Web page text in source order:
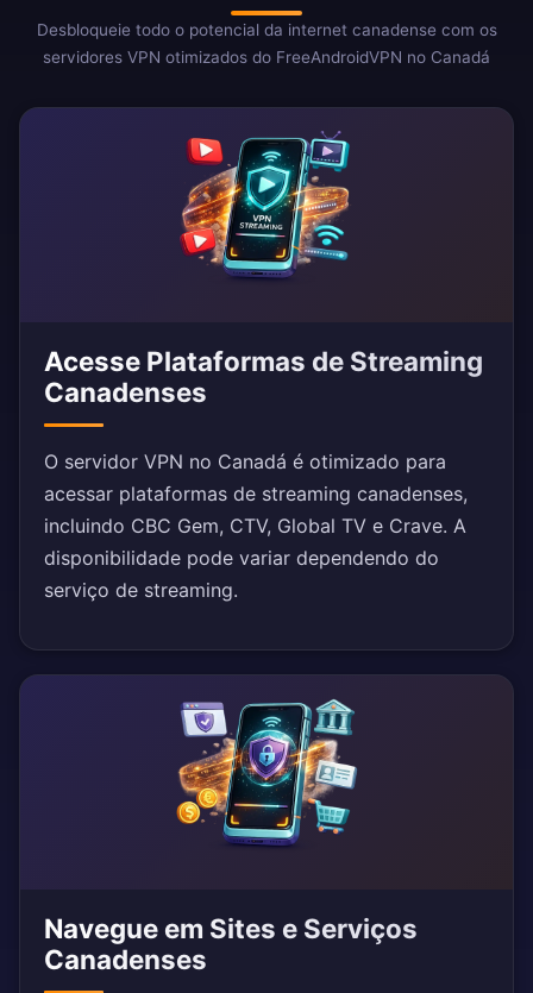
Desbloqueie todo o potencial da internet canadense com os
servidores VPN otimizados do FreeAndroidVPN no Canadá
Acesse Plataformas de Streaming
Canadenses
O servidor VPN no Canadá é otimizado para
acessar plataformas de streaming canadenses,
incluindo CBC Gem, CTV, Global TV e Crave. A
disponibilidade pode variar dependendo do
serviço de streaming.
Navegue em Sites e Serviços
Canadenses